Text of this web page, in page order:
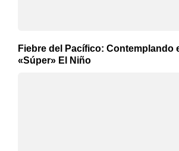
Fiebre del Pacífico: Contemplando
«Súper» El Niño